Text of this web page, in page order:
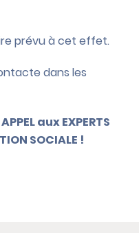
prévu à cet effet.
dans les
aux EXPERTS
SOCIALE !